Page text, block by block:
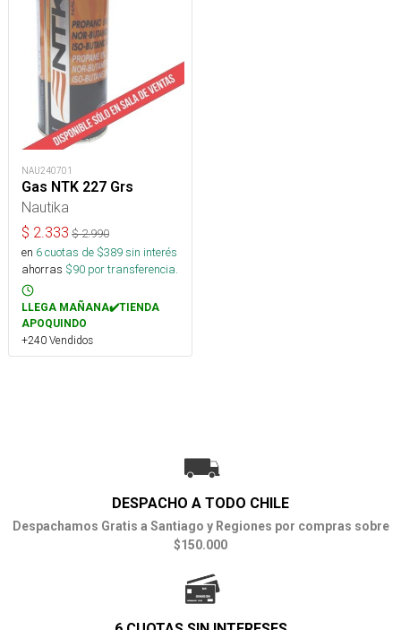
NAU240701
Gas NTK 227 Grs
Nautika
$ 2.333 $2.990
en 6cuotas de $389sin interés
ahorras $90 por transferencia.
LLEGA MAÑANA✔️TIENDA
APOQUINDO
+240 Vendidos
DESPACHO A TODO CHILE
Despachamos Gratis a Santiago y Regiones por compras sobre
$150.000